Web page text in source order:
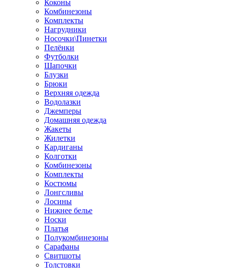
Коконы
Комбинезоны
Комплекты
Нагрудники
Носочки\Пинетки
Пелёнки
Футболки
Шапочки
Блузки
Брюки
Верхняя одежда
Водолазки
Джемперы
Домашняя одежда
Жакеты
Жилетки
Кардиганы
Колготки
Комбинезоны
Комплекты
Костюмы
Лонгсливы
Лосины
Нижнее белье
Носки
Платья
Полукомбинезоны
Сарафаны
Свитшоты
Толстовки